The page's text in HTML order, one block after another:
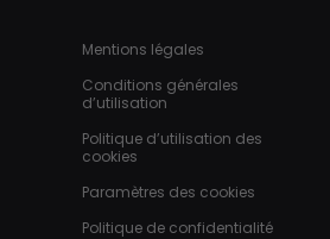
Pied de page
Mentions légales
Conditions générales
d’utilisation
Politique d’utilisation des
cookies
Paramètres des cookies
Politique de confidentialité